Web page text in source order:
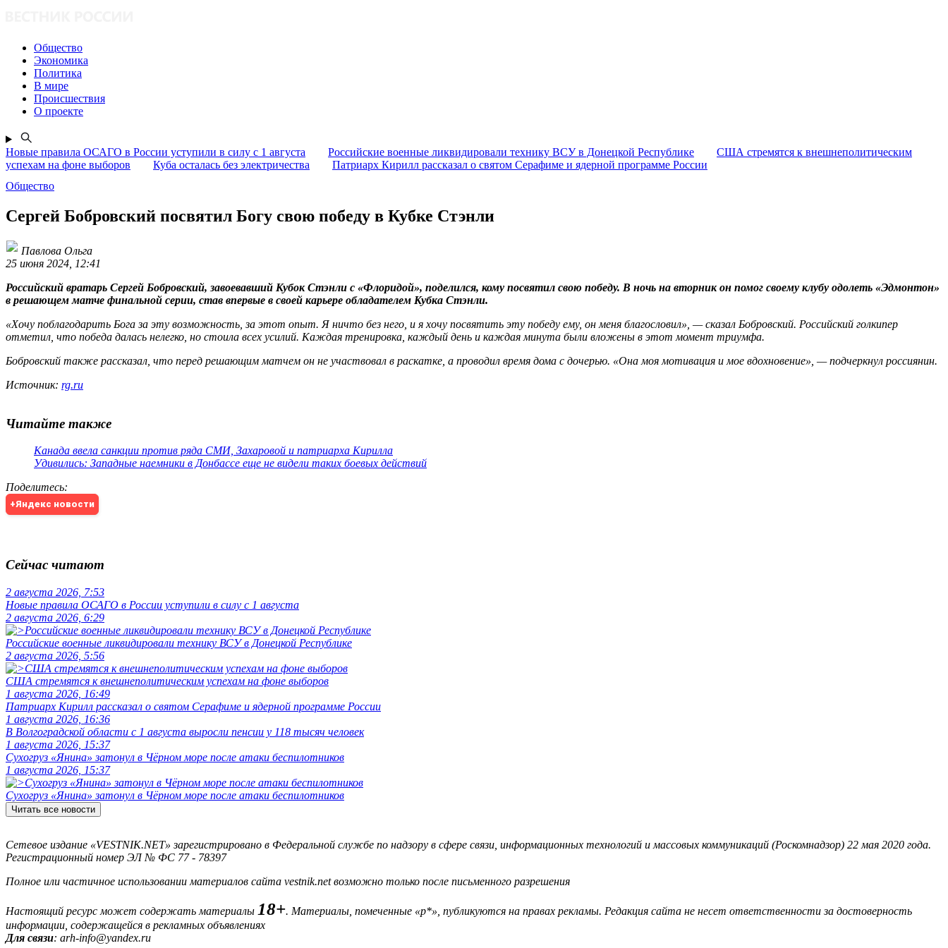
Общество
Экономика
Политика
В мире
Происшествия
О проекте
Новые правила ОСАГО в России уступили в силу с 1 августа Российские военные ликвидировали технику ВСУ в Донецкой Республике
США стремятся к внешнеполитическим
успехам на фоне выборов
Куба осталась без электричества
Патриарх Кирилл рассказал о святом Серафиме и ядерной программе России
Общество
Сергей Бобровский посвятил Богу свою победу в Кубке Стэнли
Павлова Ольга
25 июня 2024, 12:41
Российский вратарь Сергей Бобровский, завоевавший Кубок Стэнли с «Флоридой», поделился, кому посвятил свою победу. В ночь на вторник он помог своему клубу одолеть «Эдмонтон»
в решающем матче финальной серии, став впервые в своей карьере обладателем Кубка Стэнли.
«Хочу поблагодарить Бога за эту возможность, за этот опыт. Я ничто без него, и я хочу посвятить эту победу ему, он меня благословил», — сказал Бобровский. Российский голкипер
отметил, что победа далась нелегко, но стоила всех усилий. Каждая тренировка, каждый день и каждая минута были вложены в этот момент триумфа.
Бобровский также рассказал, что перед решающим матчем он не участвовал в раскатке, а проводил время дома с дочерью. «Она моя мотивация и мое вдохновение», — подчеркнул россиянин.
Источник: rg.ru
Читайте также
Канада ввела санкции против ряда СМИ, Захаровой и патриарха Кирилла
Удивились: Западные наемники в Донбассе еще не видели таких боевых действий
Поделитесь:
+Яндекс новости
Сейчас читают
2 августа 2026, 7:53
Новые правила ОСАГО в России уступили в силу с 1 августа
2 августа 2026, 6:29
Российские военные ликвидировали технику ВСУ в Донецкой Республике
2 августа 2026, 5:56
США стремятся к внешнеполитическим успехам на фоне выборов
1 августа 2026, 16:49
Патриарх Кирилл рассказал о святом Серафиме и ядерной программе России
1 августа 2026, 16:36
В Волгоградской области с 1 августа выросли пенсии у 118 тысяч человек
1 августа 2026, 15:37
Сухогруз «Янина» затонул в Чёрном море после атаки беспилотников
1 августа 2026, 15:37
Сухогруз «Янина» затонул в Чёрном море после атаки беспилотников
Читать все новости
Сетевое издание «VESTNIK.NET» зарегистрировано в Федеральной службе по надзору в сфере связи, информационных технологий и массовых коммуникаций (Роскомнадзор) 22 мая 2020 года.
Регистрационный номер ЭЛ № ФС 77 - 78397
Полное или частичное использовании материалов сайта vestnik.net возможно только после письменного разрешения
Настоящий ресурс может содержать материалы 18+. Материалы, помеченные «р*», публикуются на правах рекламы. Редакция сайта не несет ответственности за достоверность
информации, содержащейся в рекламных объявлениях
Для связи: arh-info@yandex.ru